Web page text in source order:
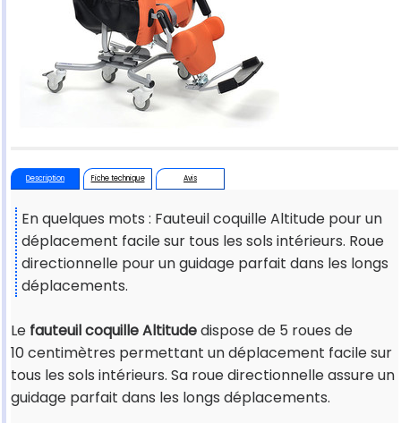
Description Fiche technique Avis
En quelques mots : Fauteuil coquille Altitude pour un
déplacement facile sur tous les sols intérieurs. Roue
directionnelle pour un guidage parfait dans les longs
déplacements.
Le fauteuil coquille Altitudedispose de 5 roues de
10 centimètres permettant un déplacement facile sur
tous les sols intérieurs. Sa roue directionnelle assure un
guidage parfait dans les longs déplacements.